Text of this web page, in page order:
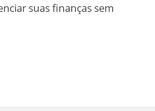
suas finanças sem